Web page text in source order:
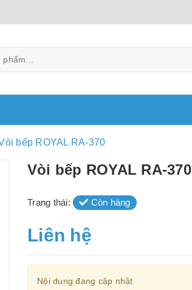
bếp ROYAL RA-370
Vòi bếp ROYAL RA-370
Trạng thái: Còn hàng
Liên hệ
Nội dung đang cập nhật